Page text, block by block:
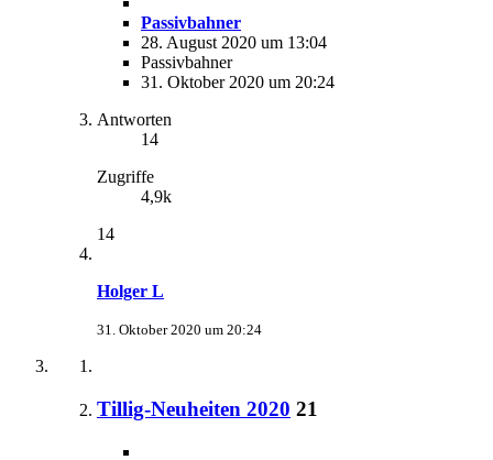
Passivbahner
28. August 2020 um 13:04
Passivbahner
31. Oktober 2020 um 20:24
Antworten
14
Zugriffe
4,9k
14
Holger L
31. Oktober 2020 um 20:24
Tillig-Neuheiten 2020 21